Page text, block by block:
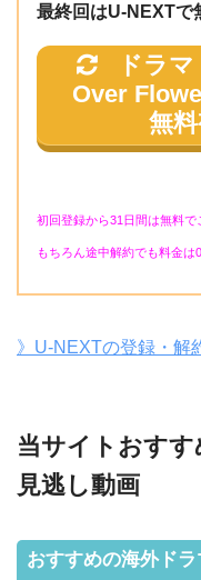
最終回はU-NEXTで
ドラ
Over
無
初回登録から31日間は無料で
もちろん途中解約でも料金は0
》U-NEXTの登録・解
当サイトおす
見逃し動画
おすすめの海外ドラ